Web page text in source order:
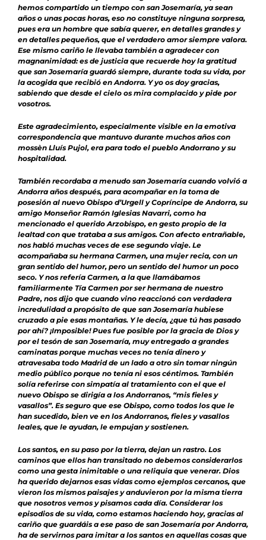
hemos compartido un tiempo con san Josemaría, ya sean
años o unas pocas horas, eso no constituye ninguna sorpresa,
pues era un hombre que sabía querer, en detalles grandes y
en detalles pequeños, que el verdadero amor siempre valora.
Ese mismo cariño le llevaba también a agradecer con
magnanimidad: es de justicia que recuerde hoy la gratitud
que san Josemaría guardó siempre, durante toda su vida, por
la acogida que recibió en Andorra. Y yo os doy gracias,
sabiendo que desde el cielo os mira complacido y pide por
vosotros.
Este agradecimiento, especialmente visible en la emotiva
correspondencia que mantuvo durante muchos años con
mossèn Lluís Pujol, era para todo el pueblo Andorrano y su
hospitalidad.
También recordaba a menudo san Josemaría cuando volvió a
Andorra años después, para acompañar en la toma de
posesión al nuevo Obispo d’Urgell y Copríncipe de Andorra, su
amigo Monseñor Ramón Iglesias Navarri, como ha
mencionado el querido Arzobispo, en gesto propio de la
lealtad con que trataba a sus amigos. Con afecto entrañable,
nos habló muchas veces de ese segundo viaje. Le
acompañaba su hermana Carmen, una mujer recia, con un
gran sentido del humor, pero un sentido del humor un poco
seco. Y nos refería Carmen, a la que llamábamos
familiarmente Tía Carmen por ser hermana de nuestro
Padre, nos dijo que cuando vino reaccionó con verdadera
incredulidad a propósito de que san Josemaría hubiese
cruzado a pie esas montañas. Y le decía, ¿que tú has pasado
por ahí? ¡Imposible!Pues fue posible por la gracia de Dios y
por el tesón de san Josemaría, muy entregado a grandes
caminatas porque muchas veces no tenía dinero y
atravesaba todo Madrid de un lado a otro sin tomar ningún
medio público porque no tenía ni esos céntimos. También
solía referirse con simpatía al tratamiento con el que el
nuevo Obispo se dirigía a los Andorranos, “mis fieles y
vasallos”. Es seguro que ese Obispo, como todos los que le
han sucedido, bien ve en los Andorranos, fieles y vasallos
leales, que le ayudan, le empujan y sostienen.
Los santos, en su paso por la tierra, dejan un rastro. Los
caminos que ellos han transitado no debemos considerarlos
como una gesta inimitable o una reliquia que venerar. Dios
ha querido dejarnos esas vidas como ejemplos cercanos, que
vieron los mismos paisajes y anduvieron por la misma tierra
que nosotros vemos y pisamos cada día. Considerar los
episodios de su vida, como estamos haciendo hoy, gracias al
cariño que guardáis a ese paso de san Josemaría por Andorra,
ha de servirnos para imitar a los santos en aquellas cosas que